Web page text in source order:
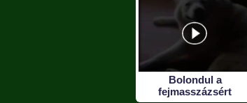
Bolondul a
fejmasszázsért